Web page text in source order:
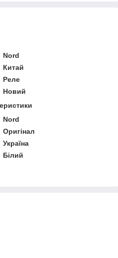
Nord
Китай
Реле
Новий
Nord
Оригінал
Україна
Білий